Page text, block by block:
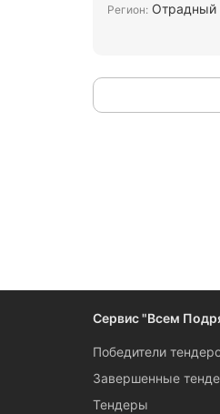
Регион: Отрадный
Сервис "Всем
Победители
Завершенные
Тендеры